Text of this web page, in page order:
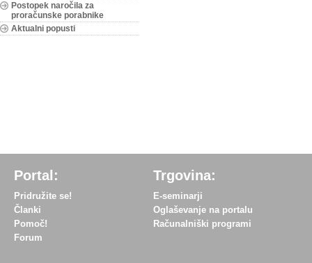
Postopek naročila za
proračunske porabnike
Aktualni popusti
Portal:
Pridružite se!
Članki
Pomoč!
Forum
Trgovina:
E-seminarji
Oglaševanje na portalu
Računalniški programi